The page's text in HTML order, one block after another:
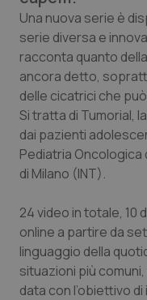
Emilia-
Friuli Venezia
Lazio
Liguria
Marche
Molise
Colesterolo &
Dermatite
Diabete &
Disturbi
Donna &
Epatiti
Una nuova serie è
serie diversa e
racconta quanto
ancora detto,
delle cicatrici che
Si tratta di Tumorial,
dai pazienti
Pediatria Oncologica
di Milano (INT).
24 video in totale, 10
online a partire da
linguaggio della
situazioni più
data con l’obiettivo